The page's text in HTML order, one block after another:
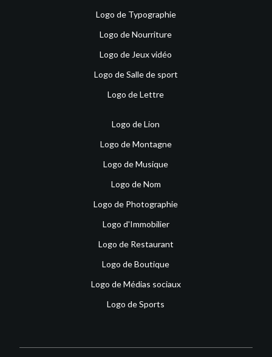
Logo de Typographie
Logo de Nourriture
Logo de Jeux vidéo
Logo de Salle de sport
Logo de Lettre
Logo de Lion
Logo de Montagne
Logo de Musique
Logo de Nom
Logo de Photographie
Logo d'Immobilier
Logo de Restaurant
Logo de Boutique
Logo de Médias sociaux
Logo de Sports